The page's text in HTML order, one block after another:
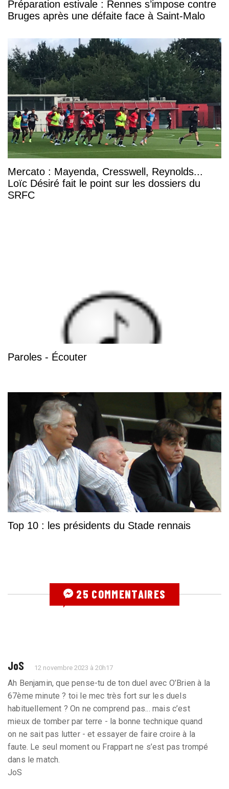
Préparation estivale : Rennes s’impose contre
Bruges après une défaite face à Saint-Malo
Mercato : Mayenda, Cresswell, Reynolds...
Loïc Désiré fait le point sur les dossiers du
SRFC
Paroles - Écouter
Top 10 : les présidents du Stade rennais
25 COMMENTAIRES
JoS 12 novembre 2023 à 20h17
Ah Benjamin, que pense-tu de ton duel avec O’Brien à la
67ème minute ? toi le mec très fort sur les duels
habituellement ? On ne comprend pas... mais c’est
mieux de tomber par terre - la bonne technique quand
on ne sait pas lutter - et essayer de faire croire à la
faute. Le seul moment ou Frappart ne s’est pas trompé
dans le match.
JoS